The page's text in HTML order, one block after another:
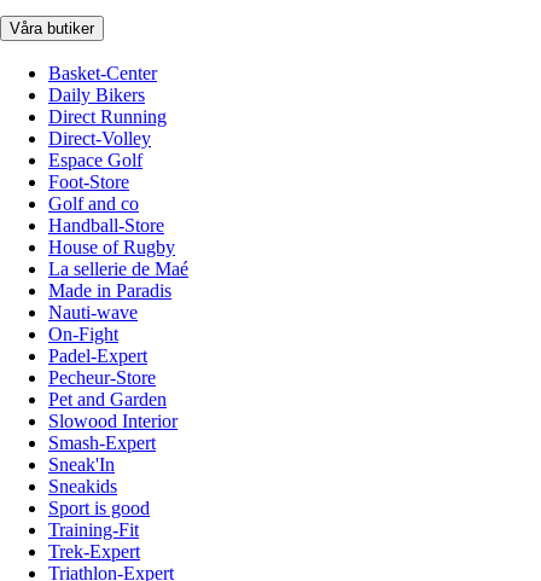
Våra butiker
Basket-Center
Daily Bikers
Direct Running
Direct-Volley
Espace Golf
Foot-Store
Golf and co
Handball-Store
House of Rugby
La sellerie de Maé
Made in Paradis
Nauti-wave
On-Fight
Padel-Expert
Pecheur-Store
Pet and Garden
Slowood Interior
Smash-Expert
Sneak'In
Sneakids
Sport is good
Training-Fit
Trek-Expert
Triathlon-Expert